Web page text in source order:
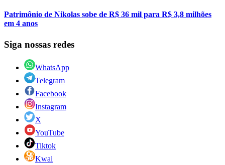
Patrimônio de Nikolas sobe de R$ 36 mil para R$ 3,8 milhões
em 4 anos
Siga nossas redes
WhatsApp
Telegram
Facebook
Instagram
X
YouTube
Tiktok
Kwai